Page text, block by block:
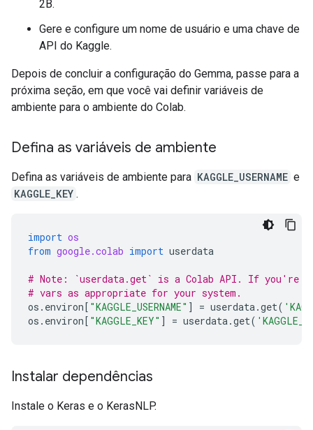
2B.
Gere e configure um nome de usuário e uma chave de
API do Kaggle.
Depois de concluir a configuração do Gemma, passe para a
próxima seção, em que você vai definir variáveis de
ambiente para o ambiente do Colab.
Defina as variáveis de ambiente
Defina as variáveis de ambiente para KAGGLE_USERNAME e
KAGGLE_KEY .
import os
from google.colab import userdata
# Note: `userdata.get` is a Colab API. If you're
# vars as appropriate for your system.
os . environ[ "KAGGLE_USERNAME" ] = userdata.get(
os . environ[ "KAGGLE_KEY" ] = userdata.get(
Instalar dependências
Instale o Keras e o KerasNLP.